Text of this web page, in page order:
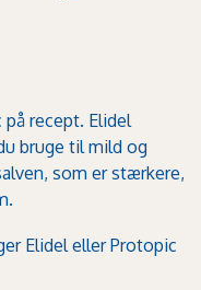
recept. Elidel
bruge til mild og
som er stærkere,
Elidel eller Protopic